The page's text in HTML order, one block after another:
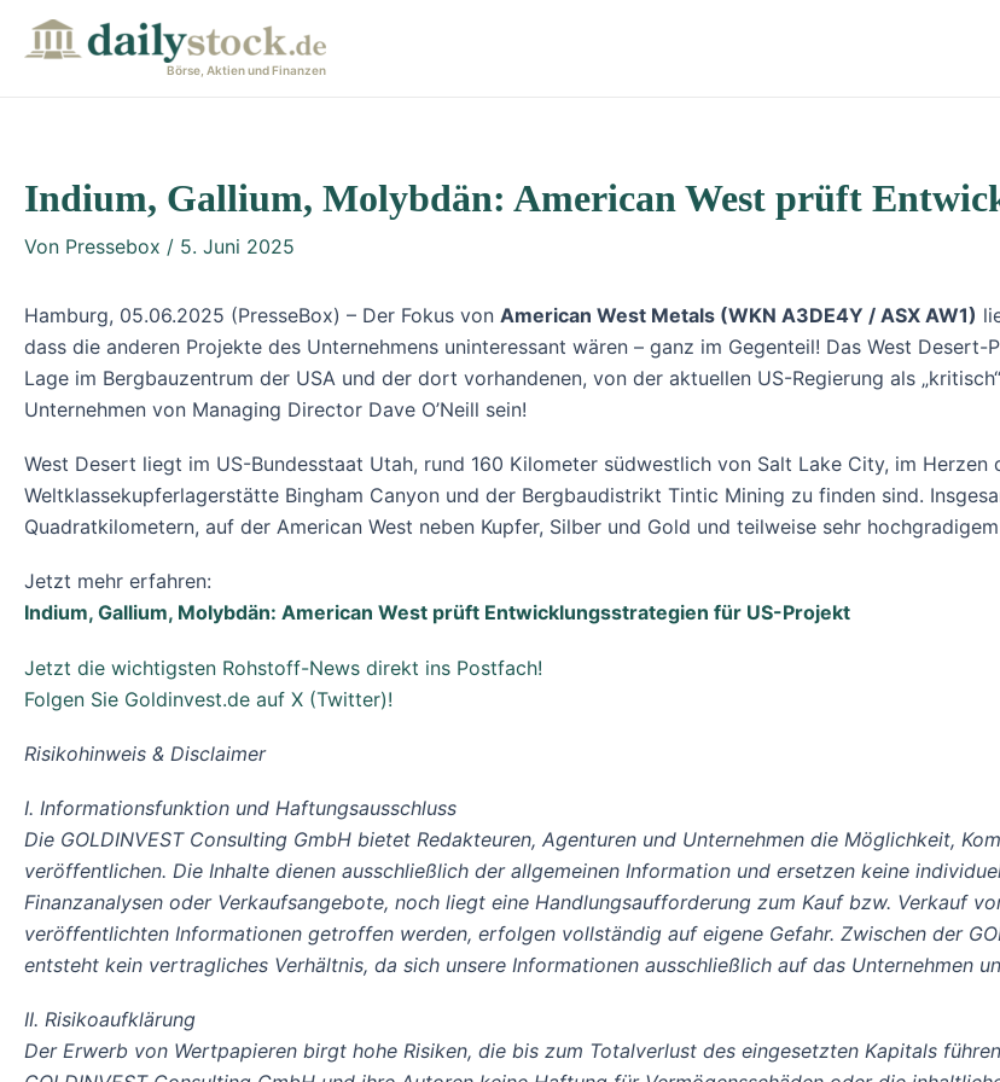
Inhalt
Börse, Aktien und Finanzen
Indium, Gallium, Molybdän: American West prüft
Von Pressebox / 5. Juni 2025
Hamburg, 05.06.2025 (PresseBox) – Der Fokus von American West Metals (WKN A3DE4Y / ASX AW1)
dass die anderen Projekte des Unternehmens uninteressant wären – ganz im Gegenteil! Das West
Lage im Bergbauzentrum der USA und der dort vorhandenen, von der aktuellen US-Regierung als
Unternehmen von Managing Director Dave O’Neill sein!
West Desert liegt im US-Bundesstaat Utah, rund 160 Kilometer südwestlich von Salt Lake City, im
Weltklassekupferlagerstätte Bingham Canyon und der Bergbaudistrikt Tintic Mining zu finden sind.
Quadratkilometern, auf der American West neben Kupfer, Silber und Gold und teilweise sehr
Jetzt mehr erfahren:
Indium, Gallium, Molybdän: American West prüft Entwicklungsstrategien für US-Projekt
Jetzt die wichtigsten Rohstoff-News direkt ins Postfach!
Folgen Sie Goldinvest.de auf X (Twitter)!
Risikohinweis & Disclaimer
I. Informationsfunktion und Haftungsausschluss
Die GOLDINVEST Consulting GmbH bietet Redakteuren, Agenturen und Unternehmen die Möglichkeit,
veröffentlichen. Die Inhalte dienen ausschließlich der allgemeinen Information und ersetzen keine
Finanzanalysen oder Verkaufsangebote, noch liegt eine Handlungsaufforderung zum Kauf bzw. Verkauf
veröffentlichten Informationen getroffen werden, erfolgen vollständig auf eigene Gefahr. Zwischen der
entsteht kein vertragliches Verhältnis, da sich unsere Informationen ausschließlich auf das Unternehmen
II. Risikoaufklärung
Der Erwerb von Wertpapieren birgt hohe Risiken, die bis zum Totalverlust des eingesetzten Kapitals
navigation